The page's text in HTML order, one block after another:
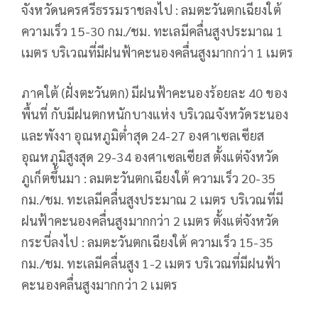
จังหวัดนครศรีธรรมราชลงไป : ลมตะวันตกเฉียงใต้
ความเร็ว 15-30 กม./ชม. ทะเลมีคลื่นสูงประมาณ 1
เมตร บริเวณที่มีฝนฟ้าคะนองคลื่นสูงมากกว่า 1 เมตร
ภาคใต้ (ฝั่งตะวันตก) มีฝนฟ้าคะนองร้อยละ 40 ของ
พื้นที่ กับมีฝนตกหนักบางแห่ง บริเวณจังหวัดระนอง
และพังงา อุณหภูมิต่ำสุด 24-27 องศาเซลเซียส
อุณหภูมิสูงสุด 29-34 องศาเซลเซียส ตั้งแต่จังหวัด
ภูเก็ตขึ้นมา : ลมตะวันตกเฉียงใต้ ความเร็ว 20-35
กม./ชม. ทะเลมีคลื่นสูงประมาณ 2 เมตร บริเวณที่มี
ฝนฟ้าคะนองคลื่นสูงมากกว่า 2 เมตร ตั้งแต่จังหวัด
กระบี่ลงไป : ลมตะวันตกเฉียงใต้ ความเร็ว 15-35
กม./ชม. ทะเลมีคลื่นสูง 1-2 เมตร บริเวณที่มีฝนฟ้า
คะนองคลื่นสูงมากกว่า 2 เมตร